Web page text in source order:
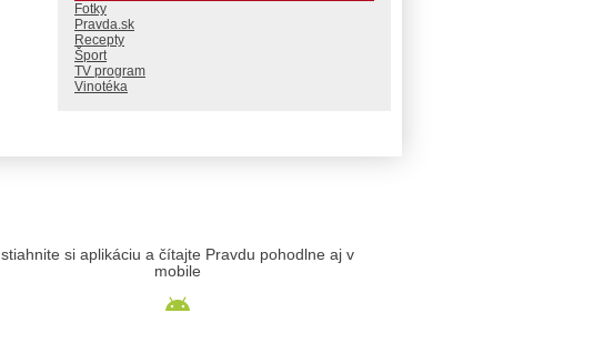
Fotky
Pravda.sk
Recepty
Šport
TV program
Vinotéka
stiahnite si aplikáciu a čítajte Pravdu pohodlne aj v
mobile